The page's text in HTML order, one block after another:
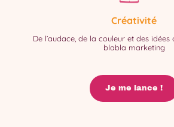
Créativité
De l’audace, de la couleur et des idées
blabla marketing
Je me lance !